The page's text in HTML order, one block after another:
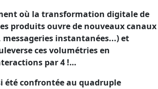
où la transformation digitale de
produits ouvre de nouveaux canaux
messageries instantanées...) et
ces volumétries en
par 4 !…
été confrontée au quadruple